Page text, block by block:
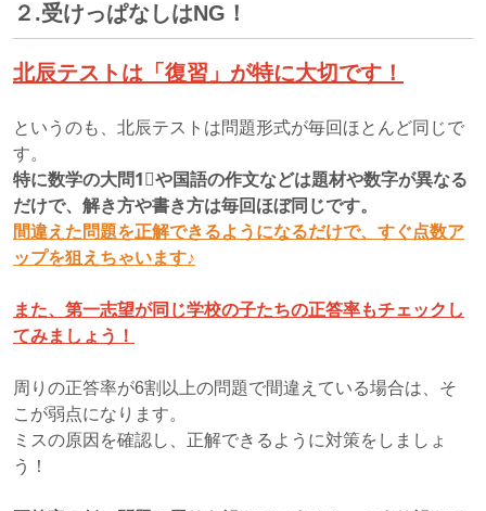
２.受けっぱなしはNG！
北辰テストは「復習」が特に大切です！
というのも、北辰テストは問題形式が毎回ほとんど同じで
す。
特に数学の大問1⃣や国語の作文などは題材や数字が異なる
だけで、解き方や書き方は毎回ほぼ同じです。
間違えた問題を正解できるようになるだけで、すぐ点数ア
ップを狙えちゃいます♪
また、第一志望が同じ学校の子たちの正答率もチェックし
てみましょう！
周りの正答率が6割以上の問題で間違えている場合は、そ
こが弱点になります。
ミスの原因を確認し、正解できるように対策をしましょ
う！